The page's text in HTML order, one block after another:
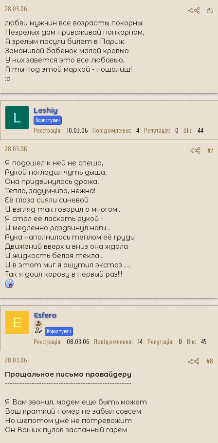
28.03.06 #6
любви мужчин все возрасты покорны:
Незрелых дам приваживай попкорном,
А зрелым посули билет в Париж.
Заманивай бабенок малой кровью -
У них завется это все любовью,
А ты под этой маркой - пошалиш!
:d
L Leshiy
Користувач
Реєстрація 10.03.06 Повідомлення 4 Репутація 0 Вік 44
28.03.06 #7
Я подошел к ней не спеша,
Рукой погладил чуть дыша,
Она придвинулась дрожа,
Тепла, задумчива, нежна!
Её глаза сияли синевой
И взгляд так говорил о многом...
Я стал её ласкать рукой -
И медленно раздвинул ноги...
Рука наполнилась теплом её груди
Движений вверх и вниз она ждала
И жидкость белая текла...
И в этот миг я ощутил экстаз......
Так я доил корову в первый раз!!!
E Esfero
Користувач
Реєстрація 08.03.06 Повідомлення 14 Репутація 0 Вік 45
28.03.06 #8
Прощальное письмо провайдеру
----------------------------------------------------
Я Вам звонил, модем еще быть может
Ваш краткий номер не забыл совсем
Но шепотом уже не потревожит
Он Ваших пулов заспанный гарем